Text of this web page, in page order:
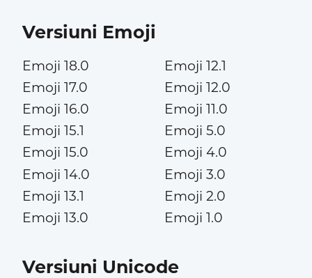
Versiuni Emoji
Emoji 18.0
Emoji 17.0
Emoji 16.0
Emoji 15.1
Emoji 15.0
Emoji 14.0
Emoji 13.1
Emoji 13.0
Emoji 12.1
Emoji 12.0
Emoji 11.0
Emoji 5.0
Emoji 4.0
Emoji 3.0
Emoji 2.0
Emoji 1.0
Versiuni Unicode